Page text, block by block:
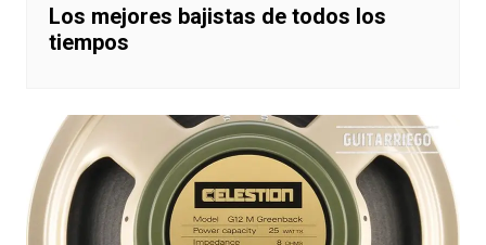
Los mejores bajistas de todos los
tiempos